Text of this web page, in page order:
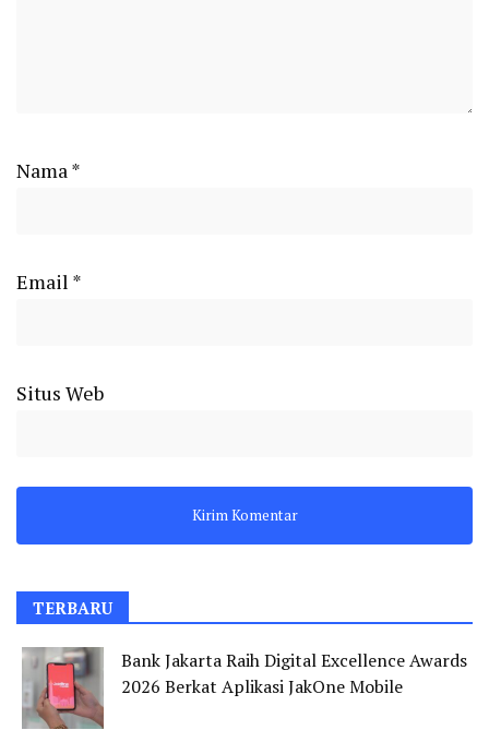
Nama *
Email *
Situs Web
TERBARU
Bank Jakarta Raih Digital Excellence Awards
2026 Berkat Aplikasi JakOne Mobile